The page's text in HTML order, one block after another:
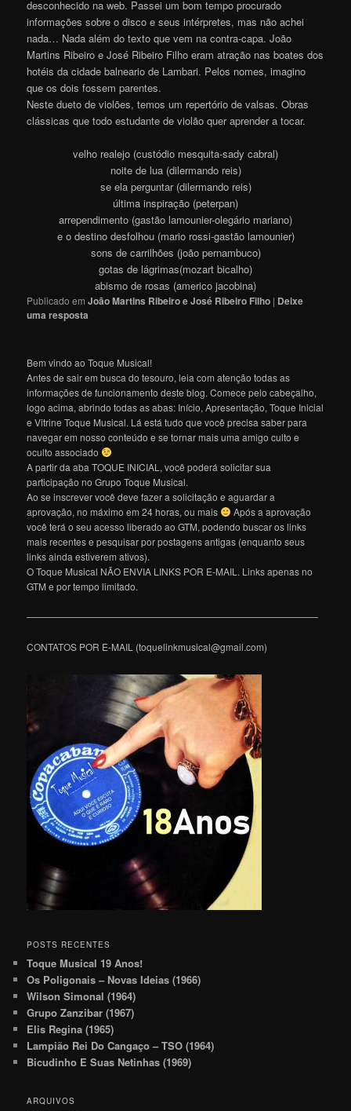
desconhecido na web. Passei um bom tempo procurado
informações sobre o disco e seus intérpretes, mas não achei
nada… Nada além do texto que vem na contra-capa. João
Martins Ribeiro e José Ribeiro Filho eram atração nas boates dos
hotéis da cidade balneario de Lambari. Pelos nomes, imagino
que os dois fossem parentes.
Neste dueto de violões, temos um repertório de valsas. Obras
clássicas que todo estudante de violão quer aprender a tocar.
velho realejo (custódio mesquita-sady cabral)
noite de lua (dilermando reis)
se ela perguntar (dilermando reis)
última inspiração (peterpan)
arrependimento (gastão lamounier-olegário mariano)
e o destino desfolhou (mario rossi-gastão lamounier)
sons de carrilhões (joão pernambuco)
gotas de lágrimas(mozart bicalho)
abismo de rosas (americo jacobina)
Publicado em João Martins Ribeiro e José Ribeiro Filho | Deixe
uma resposta
Bem vindo ao Toque Musical!
Antes de sair em busca do tesouro, leia com atenção todas as
informações de funcionamento deste blog. Comece pelo cabeçalho,
logo acima, abrindo todas as abas: Início, Apresentação, Toque Inicial
e Vitrine Toque Musical. Lá está tudo que você precisa saber para
navegar em nosso conteúdo e se tornar mais uma amigo culto e
oculto associado
A partir da aba TOQUE INICIAL, você poderá solicitar sua
participação no Grupo Toque Musical.
Ao se inscrever você deve fazer a solicitação e aguardar a
aprovação, no máximo em 24 horas, ou mais
Após a aprovação
você terá o seu acesso liberado ao GTM, podendo buscar os links
mais recentes e pesquisar por postagens antigas (enquanto seus
links ainda estiverem ativos).
O Toque Musical NÃO ENVIA LINKS POR E-MAIL. Links apenas no
GTM e por tempo limitado.
———————————————————————————————
CONTATOS POR E-MAIL (toquelinkmusical@gmail.com)
POSTS RECENTES
Toque Musical 19 Anos!
Os Poligonais – Novas Ideias (1966)
Wilson Simonal (1964)
Grupo Zanzibar (1967)
Elis Regina (1965)
Lampião Rei Do Cangaço – TSO (1964)
Bicudinho E Suas Netinhas (1969)
ARQUIVOS